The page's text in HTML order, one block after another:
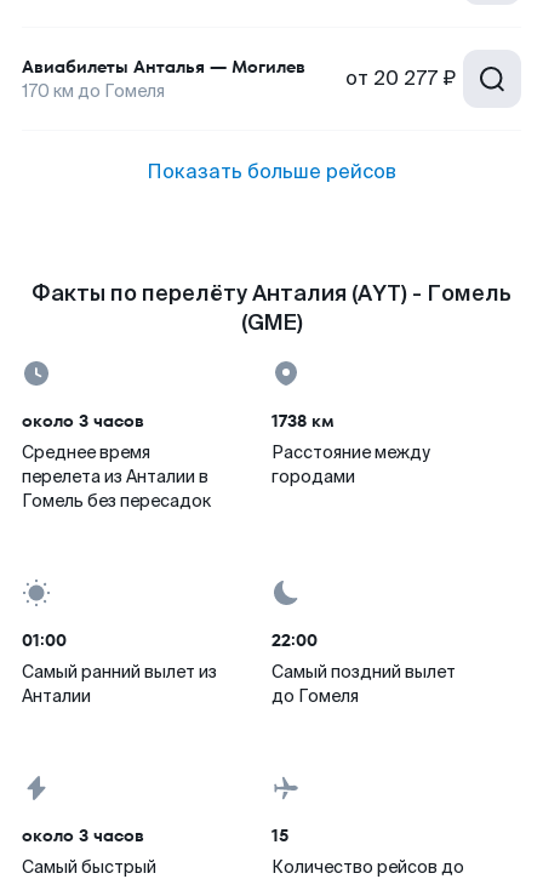
Авиабилеты Анталья — Могилев
170 км до Гомеля от 20 277 ₽
Показать больше рейсов
Факты по перелёту Анталия (AYT) - Гомель
(GME)
около 3 часов
Среднее время
перелета из Анталии в
Гомель без пересадок
1738 км
Расстояние между
городами
01:00
Самый ранний вылет из
Анталии
22:00
Самый поздний вылет
до Гомеля
около 3 часов
Самый быстрый
15
Количество рейсов до